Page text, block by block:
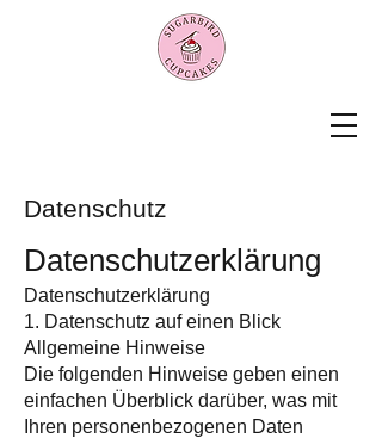
Datenschutz
Datenschutzerklärung
Datenschutzerklärung
1. Datenschutz auf einen Blick
Allgemeine Hinweise
Die folgenden Hinweise geben einen
einfachen Überblick darüber, was mit
Ihren personenbezogenen Daten